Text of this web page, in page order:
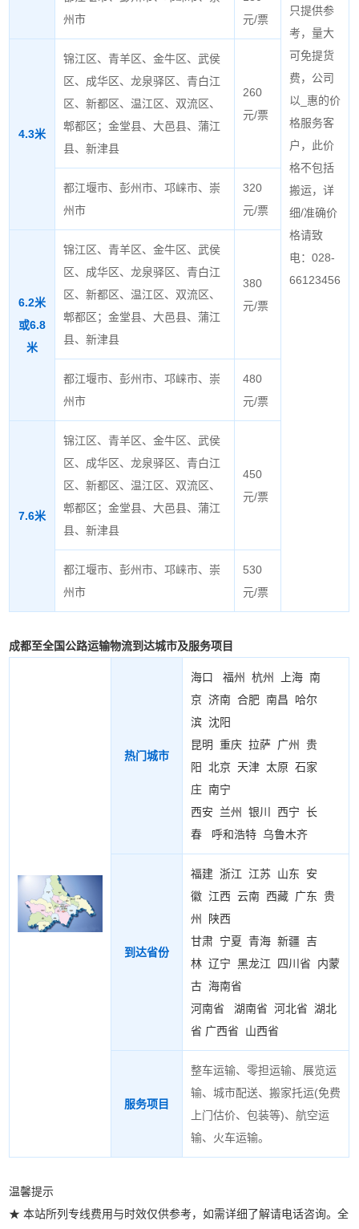
只提供参
考，量大
可免提货
费，公司
以_惠的价
格服务客
户，此价
格不包括
搬运，详
细/准确价
格请致
电：028-
66123456
州市
元/票
4.3米
锦江区、青羊区、金牛区、武侯
区、成华区、龙泉驿区、青白江
区、新都区、温江区、双流区、
郫都区；金堂县、大邑县、蒲江
县、新津县
260
元/票
都江堰市、彭州市、邛崃市、崇
州市
320
元/票
6.2米
或6.8
米
锦江区、青羊区、金牛区、武侯
区、成华区、龙泉驿区、青白江
区、新都区、温江区、双流区、
郫都区；金堂县、大邑县、蒲江
县、新津县
380
元/票
都江堰市、彭州市、邛崃市、崇
州市
480
元/票
7.6米
锦江区、青羊区、金牛区、武侯
区、成华区、龙泉驿区、青白江
区、新都区、温江区、双流区、
郫都区；金堂县、大邑县、蒲江
县、新津县
450
元/票
都江堰市、彭州市、邛崃市、崇
州市
530
元/票
成都至全国公路运输物流到达城市及服务项目
热门城市
海口 福州 杭州 上海 南
京 济南 合肥 南昌
哈尔
滨 沈阳
昆明
重庆 拉萨 广州
贵
阳
北京 天津 太原 石家
庄 南宁
西安
兰州 银川 西宁 长
春
呼和浩特 乌鲁木齐
到达省份
福建 浙江 江苏 山东
安
徽 江西 云南 西藏 广东 贵
州
陕西
甘肃 宁夏 青海 新疆 吉
林 辽宁 黑龙江 四川省
内蒙
古 海南省
河南省
湖南省 河北省 湖北
省 广西省 山西省
服务项目
整车运输、零担运输、展览运
输、城市配送、搬家托运(免费
上门估价、包装等)、航空运
输、火车运输。
温馨提示
★ 本站所列专线费用与时效仅供参考，如需详细了解请电话咨询。全